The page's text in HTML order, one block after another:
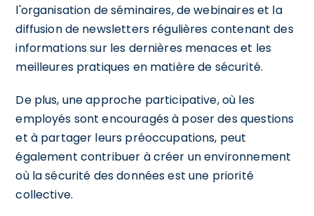
l'organisation de séminaires, de webinaires et la
diffusion de newsletters régulières contenant des
informations sur les dernières menaces et les
meilleures pratiques en matière de sécurité.
De plus, une approche participative, où les
employés sont encouragés à poser des questions
et à partager leurs préoccupations, peut
également contribuer à créer un environnement
où la sécurité des données est une priorité
collective.